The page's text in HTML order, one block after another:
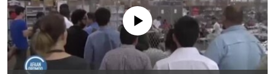
No media source currently available